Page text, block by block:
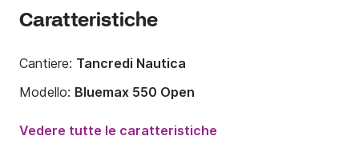
Caratteristiche
Cantiere: Tancredi Nautica
Modello: Bluemax 550 Open
100CV
Vedere tutte le caratteristiche